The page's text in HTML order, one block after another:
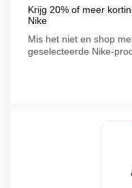
Krijg 20% ​​of meer
Nike
Mis het niet en shop
geselecteerde Nike-